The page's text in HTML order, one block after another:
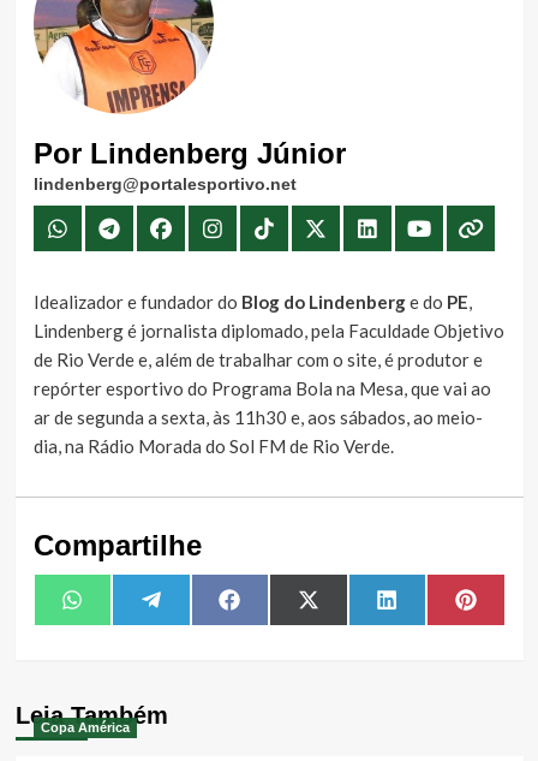
Por Lindenberg Júnior
lindenberg@portalesportivo.net
Idealizador e fundador do Blog do Lindenberge do PE,
Lindenberg é jornalista diplomado, pela Faculdade Objetivo
de Rio Verde e, além de trabalhar com o site, é produtor e
repórter esportivo do Programa Bola na Mesa, que vai ao
ar de segunda a sexta, às 11h30 e, aos sábados, ao meio-
dia, na Rádio Morada do Sol FM de Rio Verde.
Compartilhe
Share
on
WhatsAppShare
on
TelegramShare
on
FacebookShare
on
X
(Twitter)
Share
on
LinkedIn Share
on
Leia Também
Copa América